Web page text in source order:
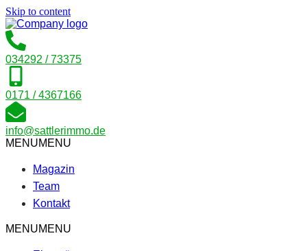
Skip to content
034292 / 73375
0171 / 4367166
info@sattlerimmo.de
MENUMENU
Magazin
Team
Kontakt
MENUMENU